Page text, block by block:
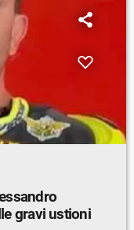
gravi ustioni